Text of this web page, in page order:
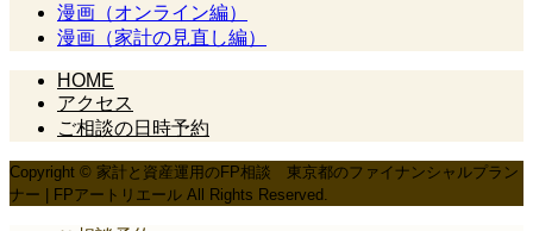
漫画（オンライン編）
漫画（家計の見直し編）
HOME
アクセス
ご相談の日時予約
Copyright © 家計と資産運用のFP相談 東京都のファイナンシャルプラン
ナー | FPアートリエール All Rights Reserved.